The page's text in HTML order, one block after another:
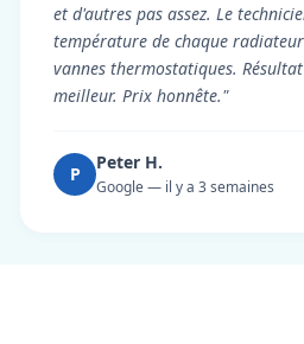
et d'autres pas assez. Le
température de chaque
vannes thermostatiques.
meilleur. Prix honnête."
P
Peter H.
Google — il y a 3 semaines